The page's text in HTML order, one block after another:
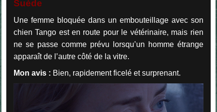
Suède
Une femme bloquée dans un embouteillage avec son
chien Tango est en route pour le vétérinaire, mais rien
ne se passe comme prévu lorsqu’un homme étrange
apparaît de l’autre côté de la vitre.
Mon avis : Bien, rapidement ficelé et surprenant.